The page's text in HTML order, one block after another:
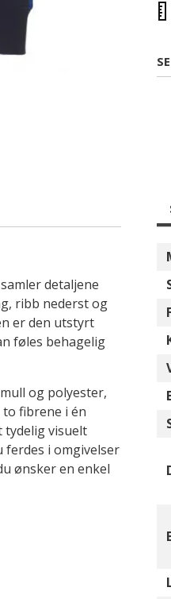
detaljene
ribb nederst og
er den utstyrt
føles behagelig
og polyester,
fibrene i én
tydelig visuelt
i omgivelser
ønsker en enkel